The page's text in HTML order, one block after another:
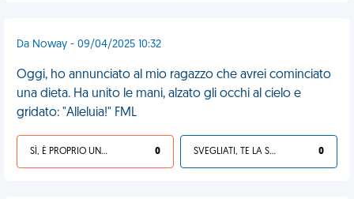
Da Noway - 09/04/2025 10:32
Oggi, ho annunciato al mio ragazzo che avrei cominciato
una dieta. Ha unito le mani, alzato gli occhi al cielo e
gridato: "Alleluia!" FML
SÌ, È PROPRIO UNA VDM! 0 SVEGLIATI, TE LA SEI CERCATA! 0